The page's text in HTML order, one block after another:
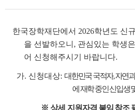
한국장학재단에서 2026학년도 신
을 선발하오니, 관심있는 학생
어 신청해주시기 바랍니다.
가. 신청대상: 대한민국 국적자, 자연
에 재학 중인 신입생
※ 상세 지 원자격 붙임 참조